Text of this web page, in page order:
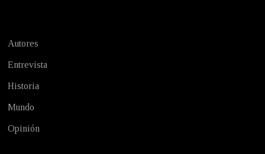
Autores
Entrevista
Historia
Mundo
Opinión